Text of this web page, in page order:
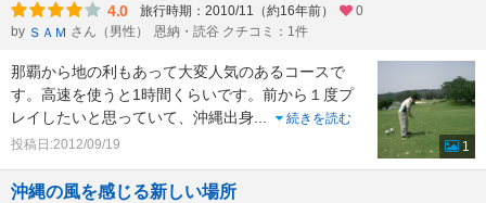
4.0 旅行時期：2010/11（約16年前）
0
by ＳＡＭ さん（男性） 恩納・読谷 クチコミ：1件
那覇から地の利もあって大変人気のあるコースで
す。高速を使うと1時間くらいです。前から１度プ
レイしたいと思っていて、沖縄出身...
続きを読む
投稿日:2012/09/19
1
沖縄の風を感じる新しい場所